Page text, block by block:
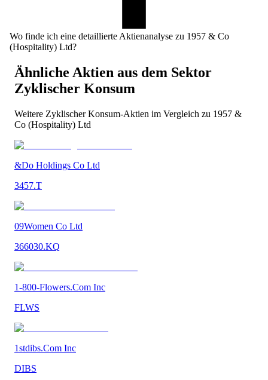
Wo finde ich eine detaillierte Aktienanalyse zu 1957 & Co
(Hospitality) Ltd?
Ähnliche Aktien aus dem Sektor
Zyklischer Konsum
Weitere Zyklischer Konsum-Aktien im Vergleich zu 1957 &
Co (Hospitality) Ltd
&Do Holdings Co Ltd
3457.T
09Women Co Ltd
366030.KQ
1-800-Flowers.Com Inc
FLWS
1stdibs.Com Inc
DIBS